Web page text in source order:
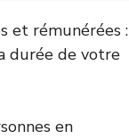
et rémunérées :
durée de votre
en